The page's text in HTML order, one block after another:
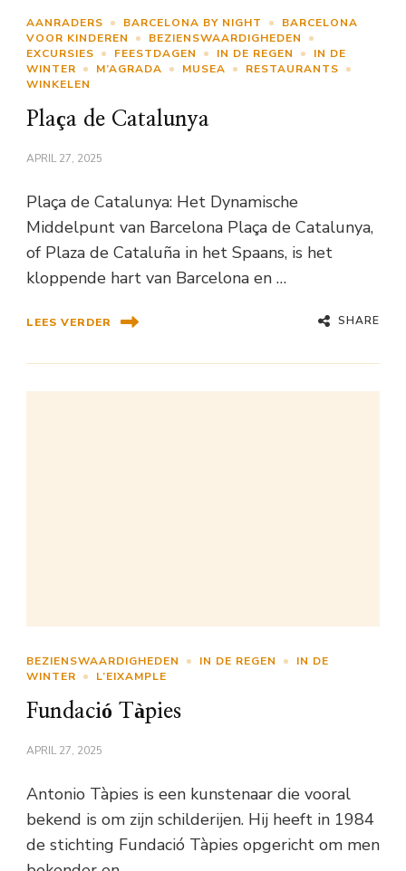
AANRADERS BARCELONA BY NIGHT
BARCELONA
VOOR KINDEREN
BEZIENSWAARDIGHEDEN
EXCURSIES
FEESTDAGEN IN DE REGEN
IN DE
WINTER
M’AGRADA MUSEA
RESTAURANTS
WINKELEN
Plaça de Catalunya
APRIL 27, 2025
Plaça de Catalunya: Het Dynamische
Middelpunt van Barcelona Plaça de Catalunya,
of Plaza de Cataluña in het Spaans, is het
kloppende hart van Barcelona en …
LEES VERDER SHARE
BEZIENSWAARDIGHEDEN IN DE REGEN
IN DE
WINTER
L’EIXAMPLE
Fundació Tàpies
APRIL 27, 2025
Antonio Tàpies is een kunstenaar die vooral
bekend is om zijn schilderijen. Hij heeft in 1984
de stichting Fundació Tàpies opgericht om men